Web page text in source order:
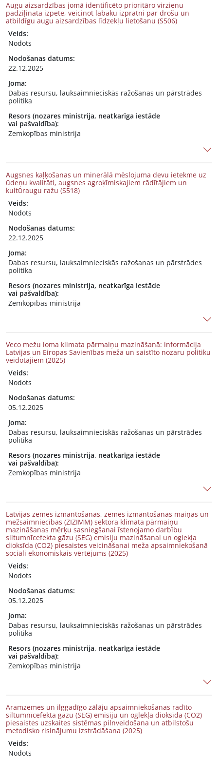
Augu aizsardzības jomā identificēto prioritāro virzienu
padziļināta izpēte, veicinot labāku izpratni par drošu un
atbildīgu augu aizsardzības līdzekļu lietošanu (S506)
Veids:
Nodots
Nodošanas datums:
22.12.2025
Joma:
Dabas resursu, lauksaimnieciskās ražošanas un pārstrādes
politika
Resors (nozares ministrija, neatkarīga iestāde
vai pašvaldība):
Zemkopības ministrija
Augsnes kaļķošanas un minerālā mēslojuma devu ietekme uz
ūdeņu kvalitāti, augsnes agroķīmiskajiem rādītājiem un
kultūraugu ražu (S518)
Veids:
Nodots
Nodošanas datums:
22.12.2025
Joma:
Dabas resursu, lauksaimnieciskās ražošanas un pārstrādes
politika
Resors (nozares ministrija, neatkarīga iestāde
vai pašvaldība):
Zemkopības ministrija
Veco mežu loma klimata pārmaiņu mazināšanā: informācija
Latvijas un Eiropas Savienības meža un saistīto nozaru politiku
veidotājiem (2025)
Veids:
Nodots
Nodošanas datums:
05.12.2025
Joma:
Dabas resursu, lauksaimnieciskās ražošanas un pārstrādes
politika
Resors (nozares ministrija, neatkarīga iestāde
vai pašvaldība):
Zemkopības ministrija
Latvijas zemes izmantošanas, zemes izmantošanas maiņas un
mežsaimniecības (ZIZIMM) sektora klimata pārmaiņu
mazināšanas mērķu sasniegšanai īstenojamo darbību
siltumnīcefekta gāzu (SEG) emisiju mazināšanai un oglekļa
dioksīda (CO2) piesaistes veicināšanai meža apsaimniekošanā
sociāli ekonomiskais vērtējums (2025)
Veids:
Nodots
Nodošanas datums:
05.12.2025
Joma:
Dabas resursu, lauksaimnieciskās ražošanas un pārstrādes
politika
Resors (nozares ministrija, neatkarīga iestāde
vai pašvaldība):
Zemkopības ministrija
Aramzemes un ilggadīgo zālāju apsaimniekošanas radīto
siltumnīcefekta gāzu (SEG) emisiju un oglekļa dioksīda (CO2)
piesaistes uzskaites sistēmas pilnveidošana un atbilstošu
metodisko risinājumu izstrādāšana (2025)
Veids:
Nodots